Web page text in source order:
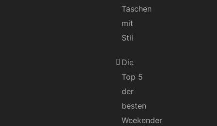
Taschen
mit
Stil
Die
Top 5
der
besten
Weekender